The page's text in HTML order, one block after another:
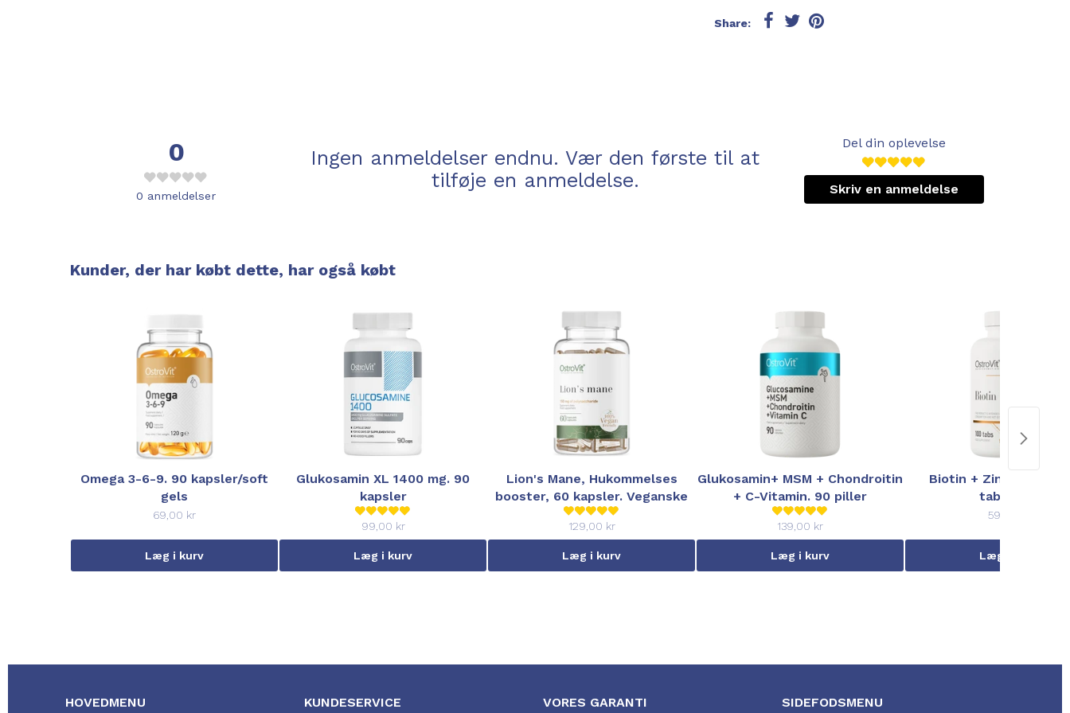
Share:
0
0 anmeldelser
Ingen anmeldelser endnu. Vær den første til at
tilføje en anmeldelse.
Del din oplevelse
Skriv en anmeldelse
Kunder, der har købt dette, har også købt
Omega 3-6-9. 90 kapsler/soft
gels
69,00 kr
Læg i kurv
Glukosamin XL 1400 mg. 90
kapsler
99,00 kr
Læg i kurv
Lion's Mane, Hukommelses
booster, 60 kapsler. Veganske
129,00 kr
Læg i kurv
Glukosamin+ MSM + Chondroitin
+ C-Vitamin. 90 piller
139,00 kr
Læg i kurv
Biotin + Zink & Selen
tabletter
59,00 kr
Læg i kurv
HOVEDMENU KUNDESERVICE VORES GARANTI SIDEFODSMENU